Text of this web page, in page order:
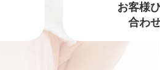
お客様
合わ